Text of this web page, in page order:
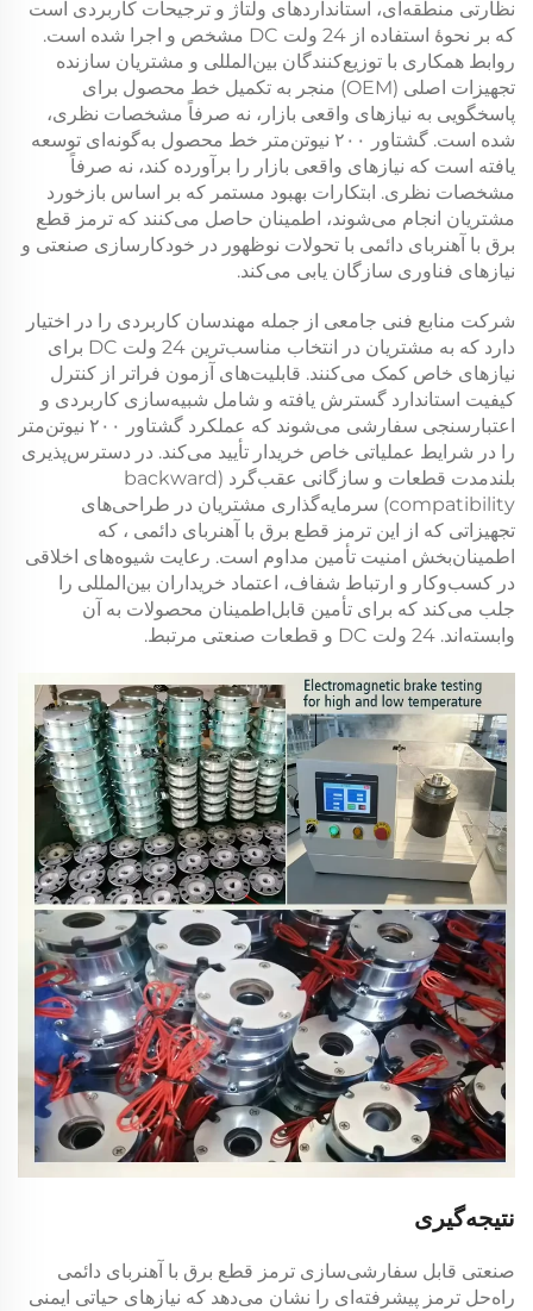
نظارتی منطقه‌ای، استانداردهای ولتاژ و ترجیحات کاربردی است
که بر نحوهٔ استفاده از 24 ولت DC
مشخص و اجرا شده است.
روابط همکاری با توزیع‌کنندگان بین‌المللی و مشتریان سازنده
تجهیزات اصلی (OEM) منجر به تکمیل خط محصول برای
پاسخگویی به نیازهای واقعی بازار، نه صرفاً مشخصات نظری،
شده است. گشتاور ۲۰۰ نیوتن‌متر
خط محصول به‌گونه‌ای توسعه
یافته است که نیازهای واقعی بازار را برآورده کند، نه صرفاً
مشخصات نظری. ابتکارات بهبود مستمر که بر اساس بازخورد
مشتریان انجام می‌شوند، اطمینان حاصل می‌کنند که ترمز قطع
برق با آهنربای دائمی با تحولات نوظهور در خودکارسازی صنعتی و
نیازهای فناوری سازگان یابی می‌کند.
شرکت منابع فنی جامعی از جمله مهندسان کاربردی را در اختیار
دارد که به مشتریان در انتخاب مناسب‌ترین 24 ولت DC
برای
نیازهای خاص کمک می‌کنند. قابلیت‌های آزمون فراتر از کنترل
کیفیت استاندارد گسترش یافته و شامل شبیه‌سازی کاربردی و
اعتبارسنجی سفارشی می‌شوند که عملکرد گشتاور ۲۰۰ نیوتن‌متر
را در شرایط عملیاتی خاص خریدار تأیید می‌کند. در دسترس‌پذیری
بلندمدت قطعات و سازگانی عقب‌گرد (backward
compatibility) سرمایه‌گذاری مشتریان در طراحی‌های
تجهیزاتی که از این ترمز قطع برق با آهنربای دائمی ، که
اطمینان‌بخش امنیت تأمین مداوم است. رعایت شیوه‌های اخلاقی
در کسب‌وکار و ارتباط شفاف، اعتماد خریداران بین‌المللی را
جلب می‌کند که برای تأمین قابل‌اطمینان محصولات به آن
وابسته‌اند. 24 ولت DC و قطعات صنعتی مرتبط.
نتیجه‌گیری
صنعتی قابل سفارشی‌سازی ترمز قطع برق با آهنربای دائمی
راه‌حل ترمز پیشرفته‌ای را نشان می‌دهد که نیازهای حیاتی ایمنی